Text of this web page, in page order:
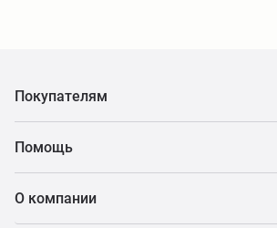
Покупателям
Помощь
О компании